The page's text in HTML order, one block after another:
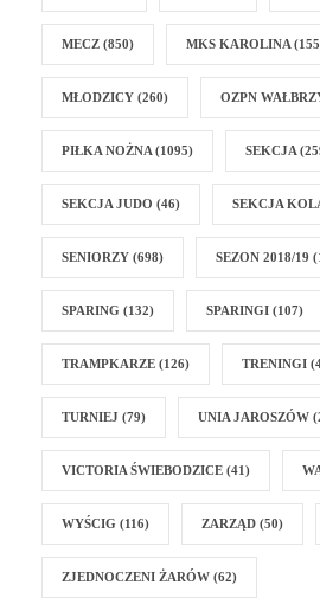
MECZ (850) MKS KAROLINA
MŁODZICY (260) OZPN
PIŁKA NOŻNA(1095) SEKCJA
SEKCJA JUDO (46) SEKCJA
SENIORZY (698) SEZON 2018/19
SPARING (132) SPARINGI (107)
TRAMPKARZE (126) TRENINGI
TURNIEJ (79) UNIA JAROSZÓW
VICTORIA ŚWIEBODZICE (41)
WYŚCIG (116) ZARZĄD (50)
ZJEDNOCZENI ŻARÓW (62)